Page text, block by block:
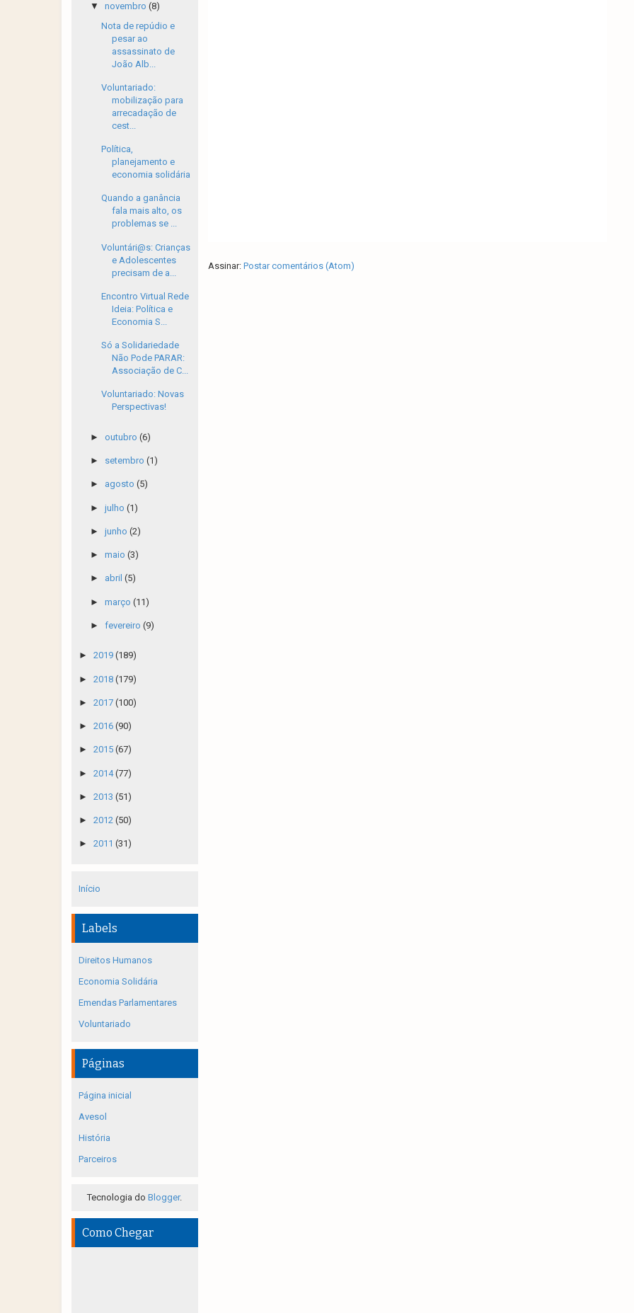
Assinar: Postar comentários (Atom)
▼ novembro (8)
Nota de repúdio e
pesar ao
assassinato de
João Alb...
Voluntariado:
mobilização para
arrecadação de
cest...
Política,
planejamento e
economia solidária
Quando a ganância
fala mais alto, os
problemas se ...
Voluntári@s: Crianças
e Adolescentes
precisam de a...
Encontro Virtual Rede
Ideia: Política e
Economia S...
Só a Solidariedade
Não Pode PARAR:
Associação de C...
Voluntariado: Novas
Perspectivas!
► outubro (6)
► setembro (1)
► agosto (5)
► julho (1)
► junho (2)
► maio (3)
► abril (5)
► março (11)
► fevereiro (9)
► 2019 (189)
► 2018 (179)
► 2017 (100)
► 2016 (90)
► 2015 (67)
► 2014(77)
► 2013 (51)
► 2012 (50)
► 2011 (31)
Início
Labels
Direitos Humanos
Economia Solidária
Emendas Parlamentares
Voluntariado
Páginas
Página inicial
Avesol
História
Parceiros
Tecnologia doBlogger.
Como Chegar